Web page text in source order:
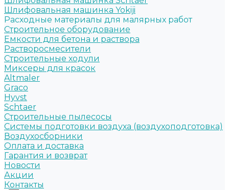
Шлифовальная машинка Yokiji
Расходные материалы для малярных работ
Строительное оборудование
Емкости для бетона и раствора
Растворосмесители
Строительные ходули
Миксеры для красок
Altmaler
Graco
Hyvst
Schtaer
Строительные пылесосы
Системы подготовки воздуха (воздухоподготовка)
Воздухосборники
Оплата и доставка
Гарантия и возврат
Новости
Акции
Контакты